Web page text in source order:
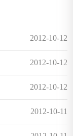
2012-10-12
2012-10-12
2012-10-12
2012-10-11